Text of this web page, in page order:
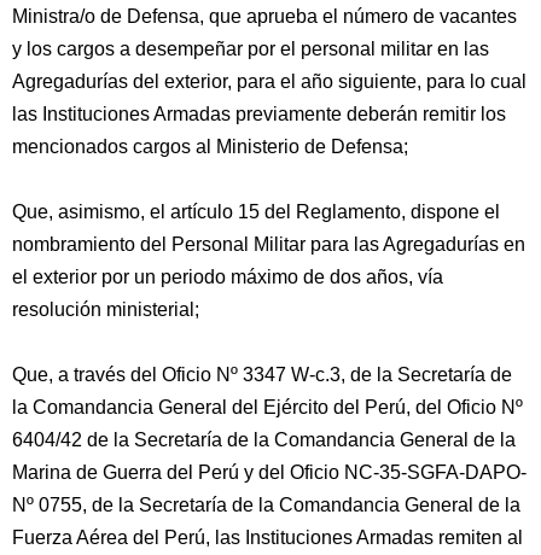
Ministra/o de Defensa, que aprueba el número de vacantes
y los cargos a desempeñar por el personal militar en las
Agregadurías del exterior, para el año siguiente, para lo cual
las Instituciones Armadas previamente deberán remitir los
mencionados cargos al Ministerio de Defensa;
Que, asimismo, el artículo 15 del Reglamento, dispone el
nombramiento del Personal Militar para las Agregadurías en
el exterior por un periodo máximo de dos años, vía
resolución ministerial;
Que, a través del Oficio Nº 3347 W-c.3, de la Secretaría de
la Comandancia General del Ejército del Perú, del Oficio Nº
6404/42 de la Secretaría de la Comandancia General de la
Marina de Guerra del Perú y del Oficio NC-35-SGFA-DAPO-
Nº 0755, de la Secretaría de la Comandancia General de la
Fuerza Aérea del Perú, las Instituciones Armadas remiten al